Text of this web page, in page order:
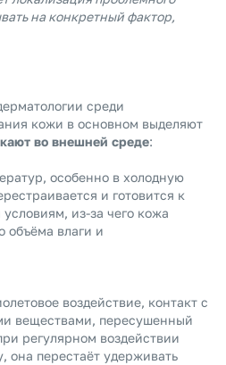
на конкретный фактор,
среди
кожи в основном выделяют
во внешней среде:
особенно в холодную
и готовится к
из-за чего кожа
объёма влаги и
воздействие, контакт с
веществами, пересушенный
регулярном воздействии
она перестаёт удерживать